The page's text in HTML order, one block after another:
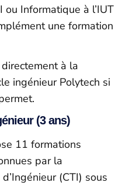
ou Informatique à l’IUT
une formation
à la
ingénieur Polytech si
(3 ans)
11 formations
par la
(CTI) sous